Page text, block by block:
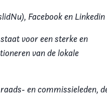
Facebook en Linkedin
voor een sterke en
van de lokale
en commissieleden,